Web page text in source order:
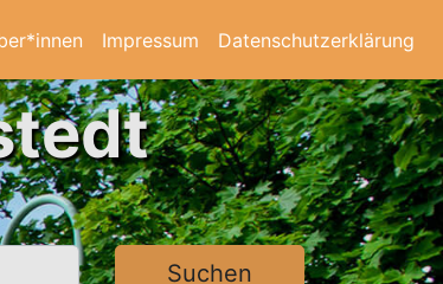
Impressum Datenschutzerklärung
Suchen